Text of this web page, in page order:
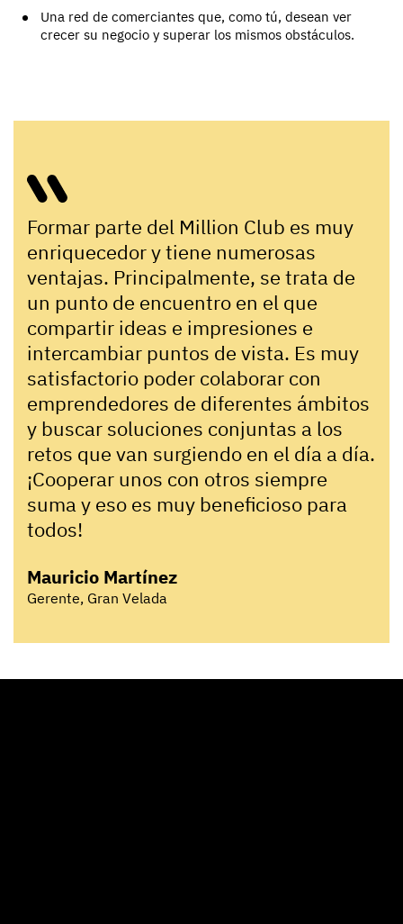
Una red de comerciantes que, como tú, desean ver
crecer su negocio y superar los mismos obstáculos.
Formar parte del Million Club es muy
enriquecedor y tiene numerosas
ventajas. Principalmente, se trata de
un punto de encuentro en el que
compartir ideas e impresiones e
intercambiar puntos de vista. Es muy
satisfactorio poder colaborar con
emprendedores de diferentes ámbitos
y buscar soluciones conjuntas a los
retos que van surgiendo en el día a día.
¡Cooperar unos con otros siempre
suma y eso es muy beneficioso para
todos!
Mauricio Martínez
Gerente, Gran Velada